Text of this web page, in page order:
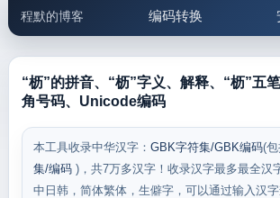
程默的博客 编码转换
邮件工具 生活便民
“枥”的拼音、“枥”字义、解释、“枥”五
角号码、Unicode编码
本工具收录中华汉字： GBK字符集/GBK编码(
集/编码 )，共7万多汉字！收录汉字最多最全汉
中日韩，简体繁体，生僻字，可以通过输入汉